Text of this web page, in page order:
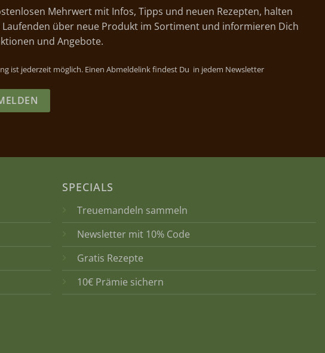
Mehrwert mit Infos, Tipps und neuen Rezepten, halten
Laufenden über neue Produkt im Sortiment und informieren Dich
und Angebote.
ist jederzeit möglich. Einen Abmeldelink findest Du in jedem Newsletter
SPECIALS
Treuemandeln sammeln
Newsletter mit 10% Code
Gratis Rezepte
10€ Prämie sichern